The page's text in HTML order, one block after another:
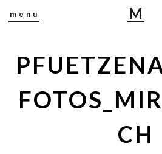
menu
M
I
J
A
U
C
H
CH